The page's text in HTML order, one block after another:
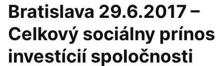
Bratislava 29.6.2017 –
Celkový sociálny prínos
investícií spoločnosti